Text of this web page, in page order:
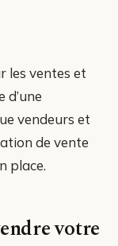
les ventes et
d’une
vendeurs et
de vente
place.
votre